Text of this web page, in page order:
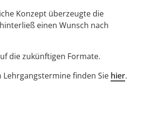
Konzept überzeugte die
einen Wunsch nach
die zukünftigen Formate.
Lehrgangstermine finden Sie hier.